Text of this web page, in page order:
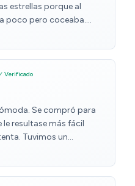
estrellas porque al
poco pero coceaba.
Verificado
Se compró para
resultase más fácil
Tuvimos un
lo resolvió